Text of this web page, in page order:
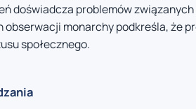
doświadcza problemów
obserwacji monarchy podkreśla, że
społecznego.